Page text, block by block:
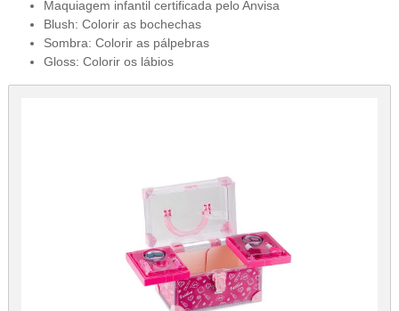
Maquiagem infantil certificada pelo Anvisa
Blush: Colorir as bochechas
Sombra: Colorir as pálpebras
Gloss: Colorir os lábios